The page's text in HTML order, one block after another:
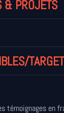
& PROJETS
témoignages en